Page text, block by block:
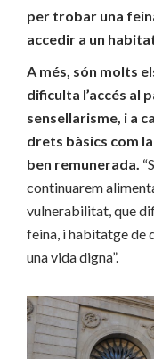
per trobar una
accedir a un
A més, són molts
dificulta l’accés al
sensellarisme, i a
drets bàsics com
ben remunerada.
continuarem
vulnerabilitat, que
feina, i habitatge de
una vida digna”.